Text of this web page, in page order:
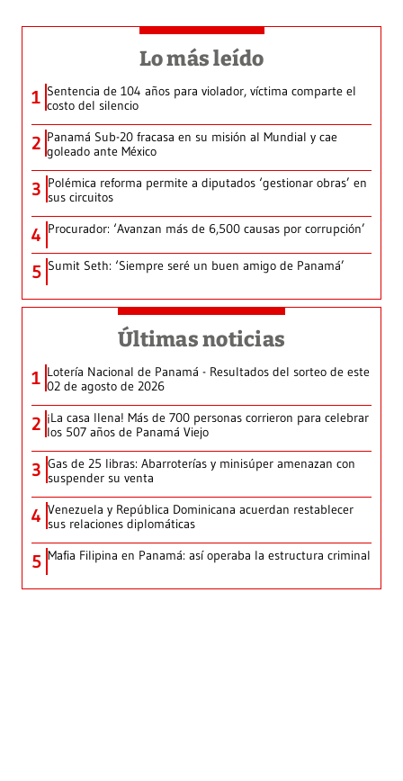
Lo más leído
1 Sentencia de 104 años para violador, víctima comparte el
costo del silencio
2 Panamá Sub-20 fracasa en su misión al Mundial y cae
goleado ante México
3 Polémica reforma permite a diputados ‘gestionar obras’ en
sus circuitos
4 Procurador: ‘Avanzan más de 6,500 causas por corrupción’
5 Sumit Seth: ‘Siempre seré un buen amigo de Panamá’
Últimas noticias
1 Lotería Nacional de Panamá - Resultados del sorteo de este
02 de agosto de 2026
2 ¡La casa llena! Más de 700 personas corrieron para celebrar
los 507 años de Panamá Viejo
3 Gas de 25 libras: Abarroterías y minisúper amenazan con
suspender su venta
4 Venezuela y República Dominicana acuerdan restablecer
sus relaciones diplomáticas
5 Mafia Filipina en Panamá: así operaba la estructura criminal